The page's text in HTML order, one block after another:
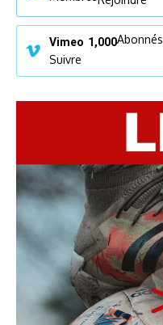
Vimeo 1,000Abonnés
Suivre